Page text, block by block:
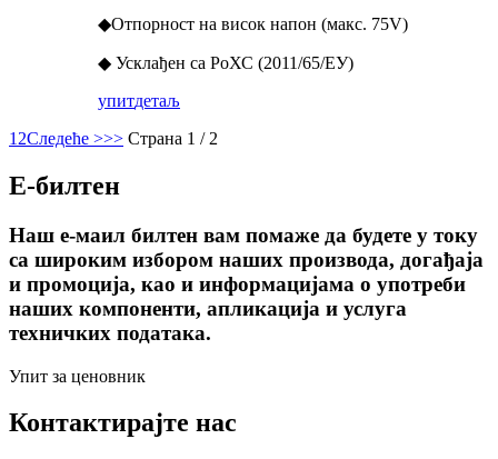
◆Отпорност на висок напон (макс. 75V)
◆ Усклађен са РоХС (2011/65/ЕУ)
упитдетаљ
1 2Следеће >>> Страна 1 / 2
Е-билтен
Наш е-маил билтен вам помаже да будете у току
са широким избором наших производа, догађаја
и промоција, као и информацијама о употреби
наших компоненти, апликација и услуга
техничких података.
Упит за ценовник
Контактирајте нас